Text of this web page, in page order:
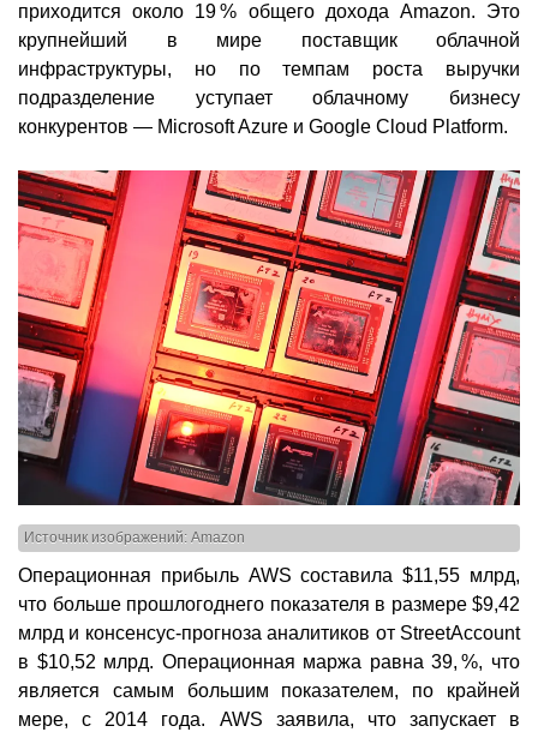
приходится около 19 % общего дохода Amazon. Это
крупнейший в мире поставщик облачной
инфраструктуры, но по темпам роста выручки
подразделение уступает облачному бизнесу
конкурентов — Microsoft Azure и Google Cloud Platform.
Источник изображений: Amazon
Операционная прибыль AWS составила $11,55 млрд,
что больше прошлогоднего показателя в размере $9,42
млрд и консенсус-прогноза аналитиков от StreetAccount
в $10,52 млрд. Операционная маржа равна 39, %, что
является самым большим показателем, по крайней
мере, с 2014 года. AWS заявила, что запускает в